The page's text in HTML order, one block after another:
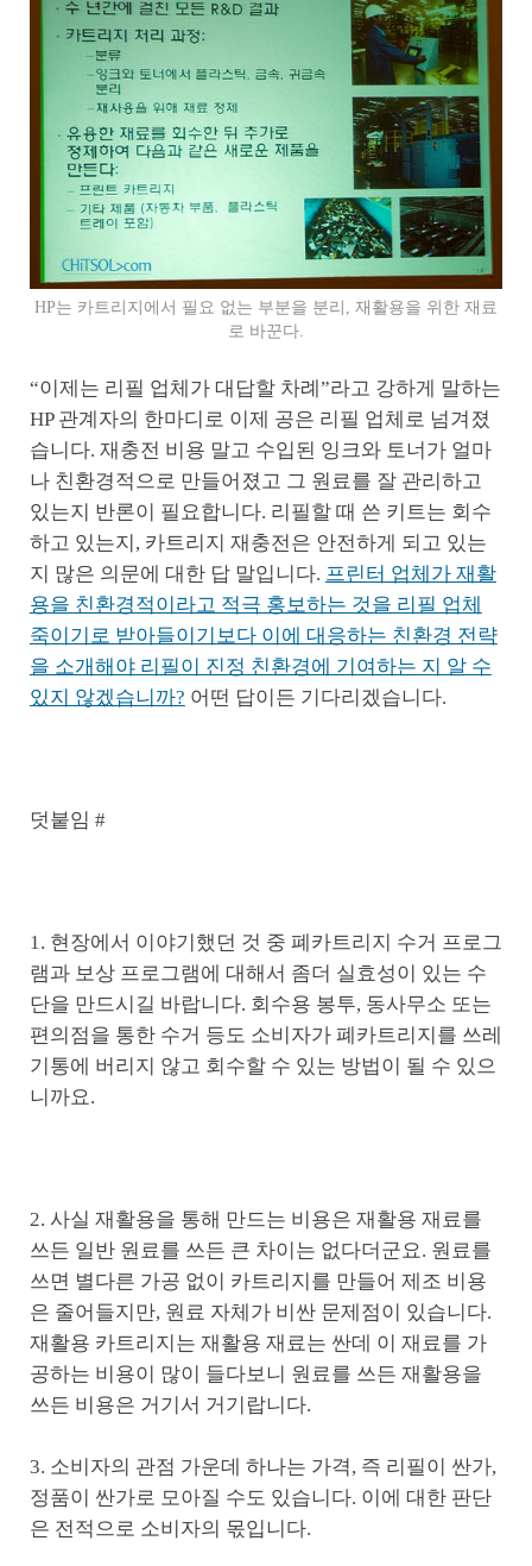
HP는 카트리지에서 필요 없는 부분을 분리, 재활용을 위한 재료
로 바꾼다.
“이제는 리필 업체가 대답할 차례”라고 강하게 말하는
HP 관계자의 한마디로 이제 공은 리필 업체로 넘겨졌
습니다. 재충전 비용 말고 수입된 잉크와 토너가 얼마
나 친환경적으로 만들어졌고 그 원료를 잘 관리하고
있는지 반론이 필요합니다. 리필할 때 쓴 키트는 회수
하고 있는지, 카트리지 재충전은 안전하게 되고 있는
지 많은 의문에 대한 답 말입니다. 프린터 업체가 재활
용을 친환경적이라고 적극 홍보하는 것을 리필 업체
죽이기로 받아들이기보다 이에 대응하는 친환경 전략
을 소개해야 리필이 진정 친환경에 기여하는 지 알 수
있지 않겠습니까? 어떤 답이든 기다리겠습니다.
덧붙임 #
1. 현장에서 이야기했던 것 중 폐카트리지 수거 프로그
램과 보상 프로그램에 대해서 좀더 실효성이 있는 수
단을 만드시길 바랍니다. 회수용 봉투, 동사무소 또는
편의점을 통한 수거 등도 소비자가 폐카트리지를 쓰레
기통에 버리지 않고 회수할 수 있는 방법이 될 수 있으
니까요.
2. 사실 재활용을 통해 만드는 비용은 재활용 재료를
쓰든 일반 원료를 쓰든 큰 차이는 없다더군요. 원료를
쓰면 별다른 가공 없이 카트리지를 만들어 제조 비용
은 줄어들지만, 원료 자체가 비싼 문제점이 있습니다.
재활용 카트리지는 재활용 재료는 싼데 이 재료를 가
공하는 비용이 많이 들다보니 원료를 쓰든 재활용을
쓰든 비용은 거기서 거기랍니다.
3. 소비자의 관점 가운데 하나는 가격, 즉 리필이 싼가,
정품이 싼가로 모아질 수도 있습니다. 이에 대한 판단
은 전적으로 소비자의 몫입니다.